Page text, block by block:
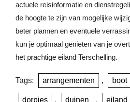
actuele reisinformatie en
de hoogte te zijn van mogelijke
beter plannen en eventuele
kun je optimaal genieten van je
het prachtige eiland Terschelling.
Tags: arrangementen , boot
dorpjes , duinen , eiland